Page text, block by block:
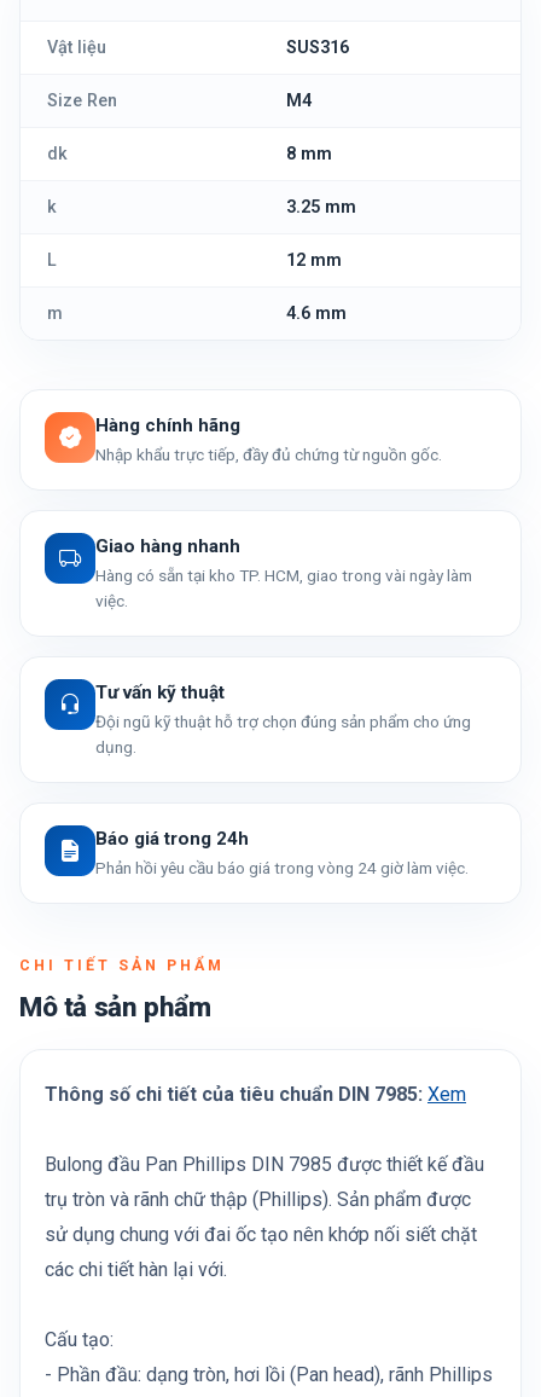
Vật liệu SUS316
Size Ren M4
dk 8 mm
k 3.25 mm
L 12 mm
m 4.6 mm
Hàng chính hãng
Nhập khẩu trực tiếp, đầy đủ chứng từ nguồn gốc.
Giao hàng nhanh
Hàng có sẵn tại kho TP. HCM, giao trong vài ngày làm
việc.
Tư vấn kỹ thuật
Đội ngũ kỹ thuật hỗ trợ chọn đúng sản phẩm cho ứng
dụng.
Báo giá trong 24h
Phản hồi yêu cầu báo giá trong vòng 24 giờ làm việc.
CHI TIẾT SẢN PHẨM
Mô tả sản phẩm
Thông số chi tiết của tiêu chuẩn DIN 7985: Xem
Bulong đầu Pan Phillips DIN 7985 được thiết kế đầu
trụ tròn và rãnh chữ thập (Phillips). Sản phẩm được
sử dụng chung với đai ốc tạo nên khớp nối siết chặt
các chi tiết hàn lại với.
Cấu tạo:
- Phần đầu: dạng tròn, hơi lồi (Pan head), rãnh Phillips